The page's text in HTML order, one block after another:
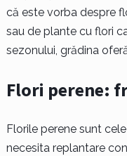
că este vorba despre
sau de plante cu flori
sezonului, grădina
Flori perene:
Florile perene sunt
necesita replantare